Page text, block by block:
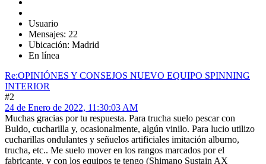
Usuario
Mensajes: 22
Ubicación: Madrid
En línea
Re:OPINIÓNES Y CONSEJOS NUEVO EQUIPO SPINNING
INTERIOR
#2
24 de Enero de 2022, 11:30:03 AM
Muchas gracias por tu respuesta. Para trucha suelo pescar con
Buldo, cucharilla y, ocasionalmente, algún vinilo. Para lucio utilizo
cucharillas ondulantes y señuelos artificiales imitación alburno,
trucha, etc.. Me suelo mover en los rangos marcados por el
fabricante, y con los equipos te tengo (Shimano Sustain AX